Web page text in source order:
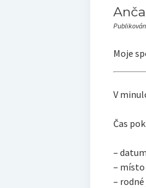
Anča
Moje
V
Čas
–
–
–